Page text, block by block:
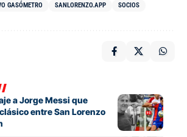
GASÓMETRO SANLORENZO.APP SOCIOS
a Jorge Messi que
entre San Lorenzo